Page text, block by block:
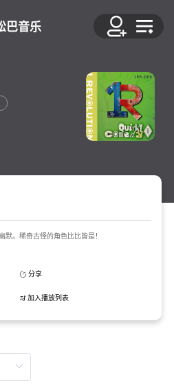
巴音乐
。稀奇古怪的角色比比皆是！
分享
加入播放列表